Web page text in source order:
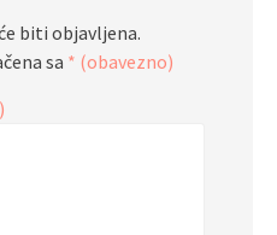
biti objavljena.
sa * (obavezno)